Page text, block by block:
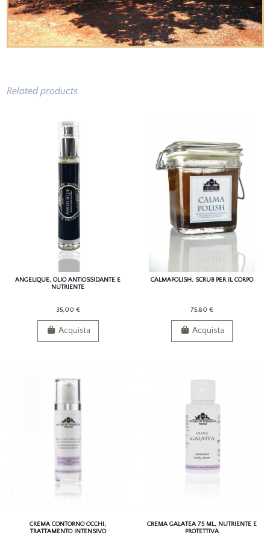
Related products
ANGELIQUE, OLIO ANTIOSSIDANTE E
NUTRIENTE
35,00 €
Acquista
CALMAPOLISH, SCRUB PER IL CORPO
75,80 €
Acquista
CREMA CONTORNO OCCHI,
TRATTAMENTO INTENSIVO
CREMA GALATEA 75 ML, NUTRIENTE E
PROTETTIVA